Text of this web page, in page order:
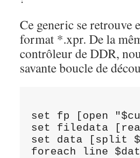
Ce generic se retrouve
format *.xpr. De la
contrôleur de DDR,
savante boucle de
set fp [open
set filedata
set data [split
foreach line